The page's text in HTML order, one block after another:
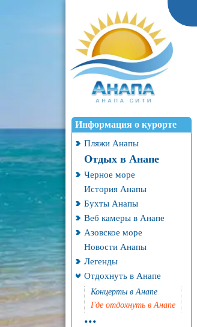
Информация о курорте
Пляжи Анапы
Отдых в Анапе
Черное море
История Анапы
Бухты Анапы
Веб камеры в Анапе
Азовское море
Новости Анапы
Легенды
Отдохнуть в Анапе
Концерты в Анапе
Где отдохнуть в Анапе
...